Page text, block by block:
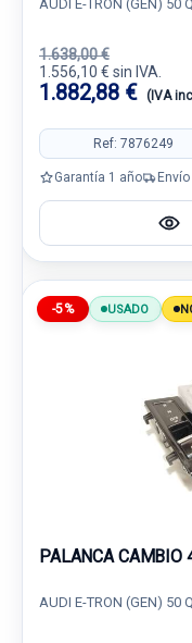
AUDI E-TRON (GEN) 50
1.638,00 €
1.556,10 € sin IVA.
1.882,88 € (IVA
Ref: 7876249
Garantía 1 año
-5% USADO
PALANCA CAMBIO
AUDI E-TRON (GEN) 50